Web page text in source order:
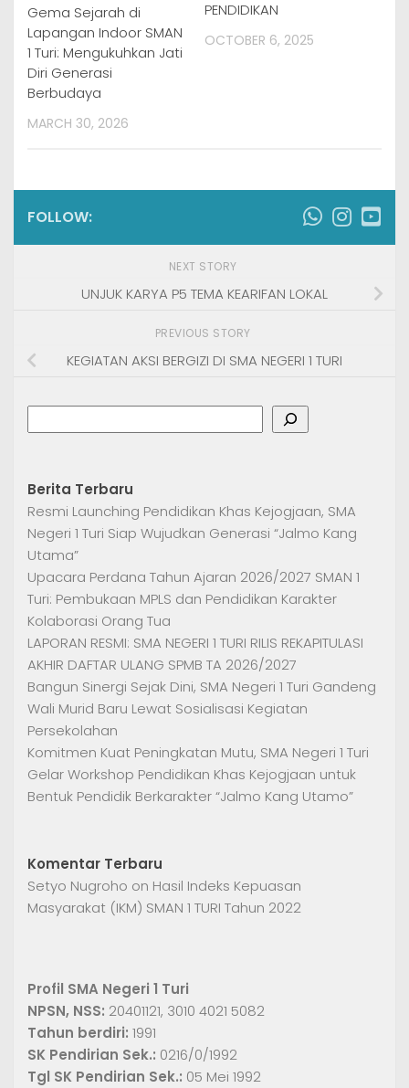
Gema Sejarah di
Lapangan Indoor SMAN
1 Turi: Mengukuhkan Jati
Diri Generasi
Berbudaya
MARCH 30, 2026
PENDIDIKAN
OCTOBER 6, 2025
FOLLOW:
NEXT STORY
UNJUK KARYA P5 TEMA KEARIFAN LOKAL
PREVIOUS STORY
KEGIATAN AKSI BERGIZI DI SMA NEGERI 1 TURI
Berita Terbaru
Resmi Launching Pendidikan Khas Kejogjaan, SMA
Negeri 1 Turi Siap Wujudkan Generasi “Jalmo Kang
Utama”
Upacara Perdana Tahun Ajaran 2026/2027 SMAN 1
Turi: Pembukaan MPLS dan Pendidikan Karakter
Kolaborasi Orang Tua
LAPORAN RESMI: SMA NEGERI 1 TURI RILIS REKAPITULASI
AKHIR DAFTAR ULANG SPMB TA 2026/2027
Bangun Sinergi Sejak Dini, SMA Negeri 1 Turi Gandeng
Wali Murid Baru Lewat Sosialisasi Kegiatan
Persekolahan
Komitmen Kuat Peningkatan Mutu, SMA Negeri 1 Turi
Gelar Workshop Pendidikan Khas Kejogjaan untuk
Bentuk Pendidik Berkarakter “Jalmo Kang Utamo”
Komentar Terbaru
Setyo Nugroho on Hasil Indeks Kepuasan
Masyarakat (IKM) SMAN 1 TURI Tahun 2022
Profil SMA Negeri 1 Turi
NPSN, NSS: 20401121, 3010 4021 5082
Tahun berdiri: 1991
SK Pendirian Sek.: 0216/0/1992
Tgl SK Pendirian Sek.: 05 Mei 1992